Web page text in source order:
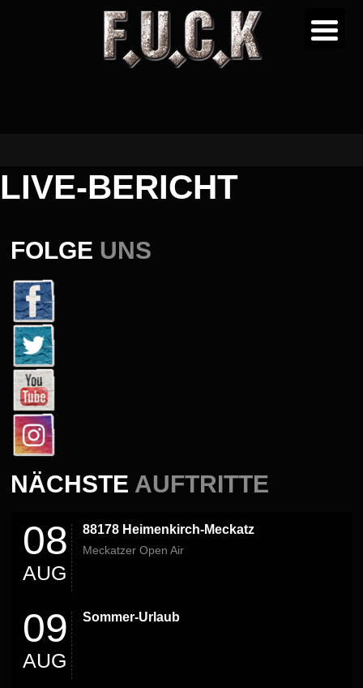
LIVE-BERICHT
FOLGE UNS
NÄCHSTE AUFTRITTE
08
AUG
88178 Heimenkirch-Meckatz
Meckatzer Open Air
09
AUG
Sommer-Urlaub